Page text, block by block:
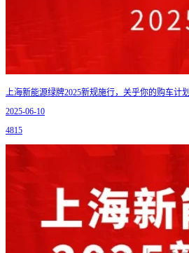
上海新能源绿牌2025新规施行，关乎你的购车计划
2025-06-10
4815